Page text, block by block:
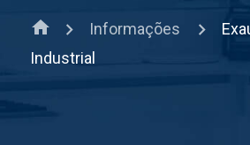
home Informações
Industrial